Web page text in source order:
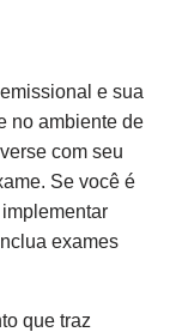
e sua
no ambiente de
com seu
Se você é
exames
que traz